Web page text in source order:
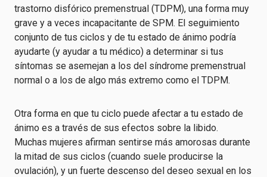
trastorno disfórico premenstrual (TDPM), una forma muy
grave y a veces incapacitante de SPM. El seguimiento
conjunto de tus ciclos y de tu estado de ánimo podría
ayudarte (y ayudar a tu médico) a determinar si tus
síntomas se asemejan a los del síndrome premenstrual
normal o a los de algo más extremo como el TDPM.
Otra forma en que tu ciclo puede afectar a tu estado de
ánimo es a través de sus efectos sobre la libido.
Muchas mujeres afirman sentirse más amorosas durante
la mitad de sus ciclos (cuando suele producirse la
ovulación), y un fuerte descenso del deseo sexual en los